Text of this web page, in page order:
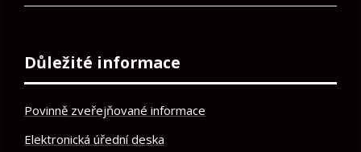
Důležité informace
Povinně zveřejňované informace
Elektronická úřední deska